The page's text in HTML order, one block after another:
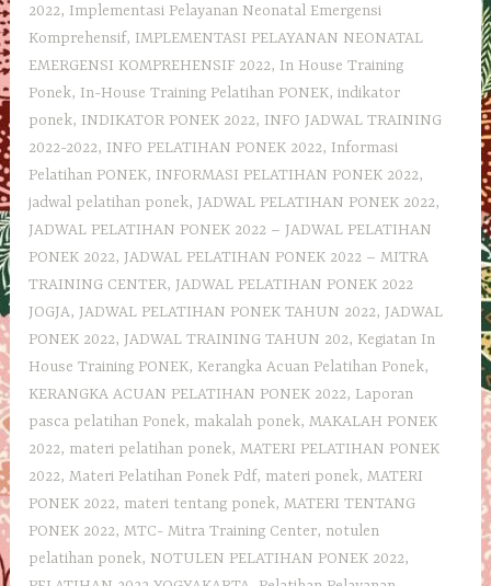
2022, Implementasi Pelayanan Neonatal Emergensi
Komprehensif, IMPLEMENTASI PELAYANAN NEONATAL
EMERGENSI KOMPREHENSIF 2022, In House Training
Ponek, In-House Training Pelatihan PONEK,indikator
ponek, INDIKATOR PONEK 2022, INFO JADWAL TRAINING
2022-2022, INFO PELATIHAN PONEK 2022, Informasi
Pelatihan PONEK, INFORMASI PELATIHAN PONEK 2022,
jadwal pelatihan ponek, JADWAL PELATIHAN PONEK 2022,
JADWAL PELATIHAN PONEK 2022 – JADWAL PELATIHAN
PONEK 2022, JADWAL PELATIHAN PONEK 2022 – MITRA
TRAINING CENTER, JADWAL PELATIHAN PONEK 2022
JOGJA, JADWAL PELATIHAN PONEK TAHUN 2022, JADWAL
PONEK 2022, JADWAL TRAINING TAHUN 202, Kegiatan In
House Training PONEK, Kerangka Acuan Pelatihan Ponek,
KERANGKA ACUAN PELATIHAN PONEK 2022, Laporan
pasca pelatihan Ponek, makalah ponek,MAKALAH PONEK
2022, materi pelatihan ponek,MATERI PELATIHAN PONEK
2022,Materi Pelatihan Ponek Pdf, materi ponek,MATERI
PONEK 2022, materi tentang ponek,MATERI TENTANG
PONEK 2022,MTC- Mitra Training Center, notulen
pelatihan ponek, NOTULEN PELATIHAN PONEK 2022,